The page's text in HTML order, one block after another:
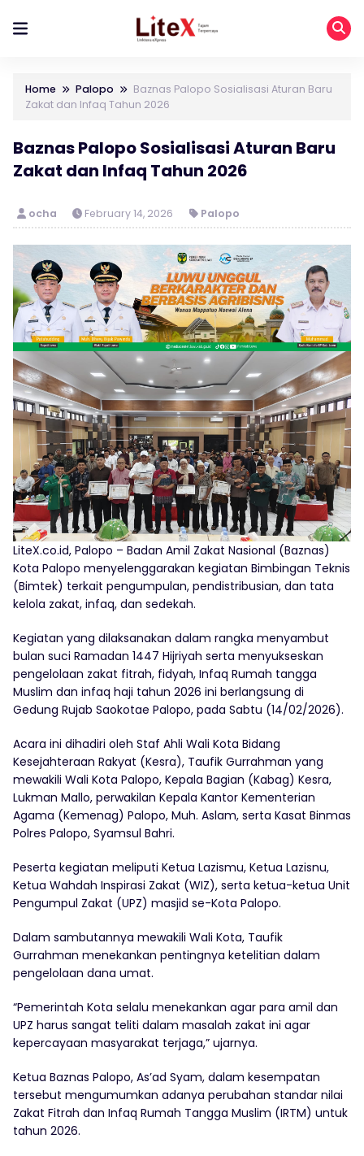
Home Palopo
Baznas Palopo Sosialisasi Aturan Baru
Zakat dan Infaq Tahun 2026
Baznas Palopo Sosialisasi Aturan Baru
Zakat dan Infaq Tahun 2026
ocha February 14, 2026 Palopo
LiteX.co.id, Palopo – Badan Amil Zakat Nasional (Baznas)
Kota Palopo menyelenggarakan kegiatan Bimbingan Teknis
(Bimtek) terkait pengumpulan, pendistribusian, dan tata
kelola zakat, infaq, dan sedekah.
Kegiatan yang dilaksanakan dalam rangka menyambut
bulan suci Ramadan 1447 Hijriyah serta menyukseskan
pengelolaan zakat fitrah, fidyah, Infaq Rumah tangga
Muslim dan infaq haji tahun 2026 ini berlangsung di
Gedung Rujab Saokotae Palopo, pada Sabtu (14/02/2026).
Acara ini dihadiri oleh Staf Ahli Wali Kota Bidang
Kesejahteraan Rakyat (Kesra), Taufik Gurrahman yang
mewakili Wali Kota Palopo, Kepala Bagian (Kabag) Kesra,
Lukman Mallo, perwakilan Kepala Kantor Kementerian
Agama (Kemenag) Palopo, Muh. Aslam, serta Kasat Binmas
Polres Palopo, Syamsul Bahri.
Peserta kegiatan meliputi Ketua Lazismu, Ketua Lazisnu,
Ketua Wahdah Inspirasi Zakat (WIZ), serta ketua-ketua Unit
Pengumpul Zakat (UPZ) masjid se-Kota Palopo.
Dalam sambutannya mewakili Wali Kota, Taufik
Gurrahman menekankan pentingnya ketelitian dalam
pengelolaan dana umat.
“Pemerintah Kota selalu menekankan agar para amil dan
UPZ harus sangat teliti dalam masalah zakat ini agar
kepercayaan masyarakat terjaga,” ujarnya.
Ketua Baznas Palopo, As’ad Syam, dalam kesempatan
tersebut mengumumkan adanya perubahan standar nilai
Zakat Fitrah dan Infaq Rumah Tangga Muslim (IRTM) untuk
tahun 2026.